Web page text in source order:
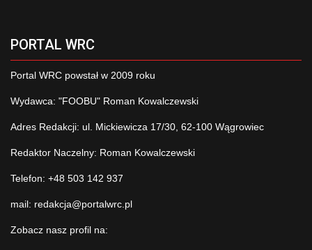
PORTAL WRC
Portal WRC powstał w 2009 roku
Wydawca: "FOOBU" Roman Kowalczewski
Adres Redakcji: ul. Mickiewicza 17/30, 62-100 Wągrowiec
Redaktor Naczelny: Roman Kowalczewski
Telefon: +48 503 142 937
mail: redakcja@portalwrc.pl
Zobacz nasz profil na: